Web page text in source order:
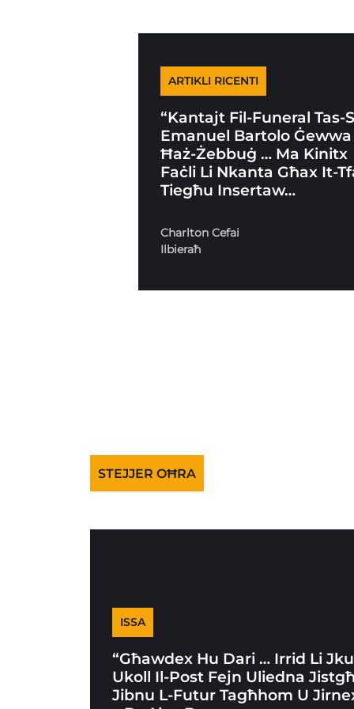
ARTIKLI RICENTI
“Kantajt Fil-Funeral Tas-
Emanuel Bartolo Ġewwa
Ħaż-Żebbuġ … Ma Kinitx
Faċli Li Nkanta Għax It-
Tiegħu Insertaw…
Charlton Cefai
Ilbieraħ
STEJJER OĦRA
ISSA
“Għawdex Hu Dari … Irrid Li
Ukoll Il-Post Fejn Uliedna
Jibnu L-Futur Tagħhom U